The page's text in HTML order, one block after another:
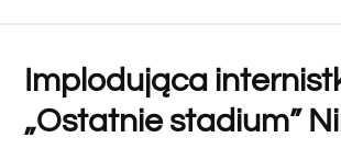
Implodująca
„Ostatnie stadium”